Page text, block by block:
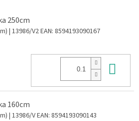
250cm
| 13986/V2EAN: 8594193090167
160cm
| 13986/VEAN: 8594193090143